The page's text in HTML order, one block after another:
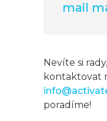
mail
Nevíte si
kontaktovat
poradíme!